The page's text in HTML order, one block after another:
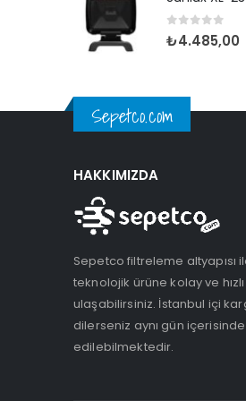
0 5
₺4.485,00
Sepetco.com
HAKKIMIZDA
Sepetco filtreleme altyapısı
teknolojik ürüne kolay ve
ulaşabilirsiniz. İstanbul içi
dilerseniz aynı gün
edilebilmektedir.